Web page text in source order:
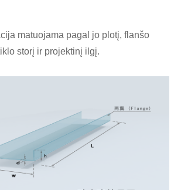
matuojama pagal jo plotį, flanšo
storį ir projektinį ilgį.